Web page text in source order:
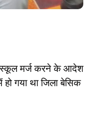
स्कूल मर्ज करने के आदेश
गया था जिला बेसिक